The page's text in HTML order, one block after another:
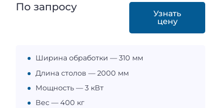
По запросу
Узнать
цену
Ширина обработки — 310 мм
Длина столов — 2000 мм
Мощность — 3 кВт
Вес — 400 кг